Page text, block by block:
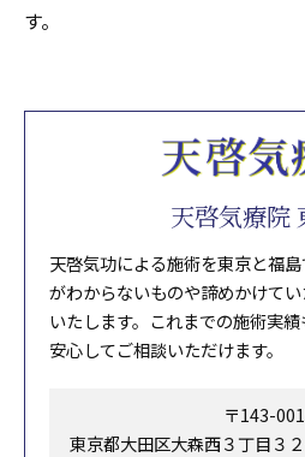
す。
天啓気療院
天啓気功による施術を東京と福
がわからないものや諦めかけて
いたします。これまでの施術実
安心してご相談いただけます。
〒143-
東京都大田区大森西３丁目３